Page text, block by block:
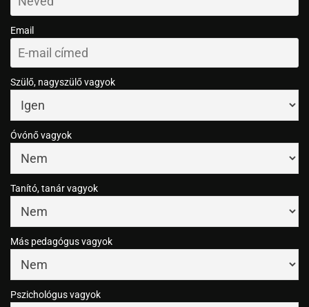
Email
Szülő, nagyszülő vagyok
Óvónő vagyok
Tanító, tanár vagyok
Más pedagógus vagyok
Pszichológus vagyok